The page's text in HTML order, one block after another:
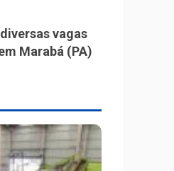
vagas
Marabá (PA)